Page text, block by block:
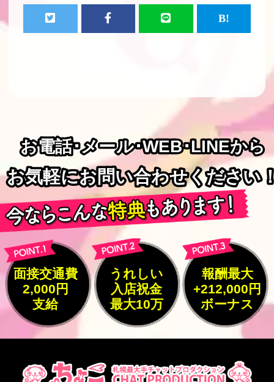
お電話･メール･WEB･LINEから
お電話･メール･WEB･LINEから
お気軽にお問い合わせください
お気軽にお問い合わせください
面接交通費
2,000円
支給
うれしい
入店祝金
最大10万
報酬最大
+212,000円
ボーナス